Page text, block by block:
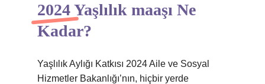
2024 Yaşlılık maaşı Ne
Kadar?
Yaşlılık Aylığı Katkısı 2024 Aile ve Sosyal
Hizmetler Bakanlığı’nın, hiçbir yerde